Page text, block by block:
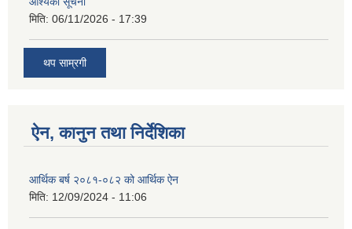
मिति: 06/11/2026 - 17:39
थप साम्रगी
ऐन, कानुन तथा निर्देशिका
आर्थिक बर्ष २०८१-०८२ को आर्थिक ऐन
मिति: 12/09/2024 - 11:06